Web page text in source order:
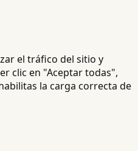
el tráfico del sitio y
clic en "Aceptar todas",
la carga correcta de